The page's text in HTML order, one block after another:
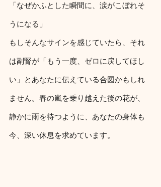
「なぜかふとした瞬間に、涙がこぼれそ
うになる」
もしそんなサインを感じていたら、それ
は副腎が「もう一度、ゼロに戻してほし
い」とあなたに伝えている合図かもしれ
ません。春の嵐を乗り越えた後の花が、
静かに雨を待つように、あなたの身体も
今、深い休息を求めています。